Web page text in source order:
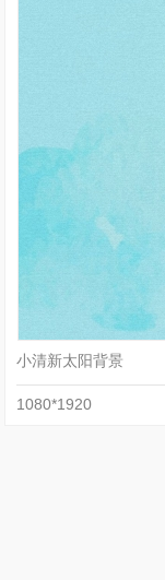
小清新太阳背景
1080*1920